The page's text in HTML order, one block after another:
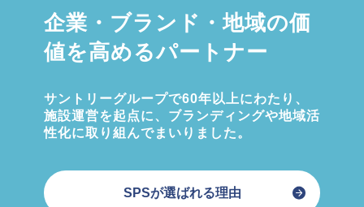
企業・ブランド・地域の価
値を高めるパートナー
サントリーグループで60年以上にわたり、
施設運営を起点に、ブランディングや地域活
性化に取り組んでまいりました。
SPSが選ばれる理由